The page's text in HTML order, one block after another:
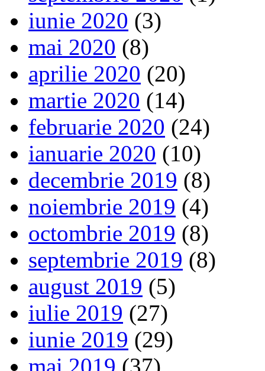
iunie 2020 (3)
mai 2020 (8)
aprilie 2020 (20)
martie 2020 (14)
februarie 2020 (24)
ianuarie 2020 (10)
decembrie 2019 (8)
noiembrie 2019 (4)
octombrie 2019 (8)
septembrie 2019 (8)
august 2019 (5)
iulie 2019 (27)
iunie 2019 (29)
mai 2019 (37)